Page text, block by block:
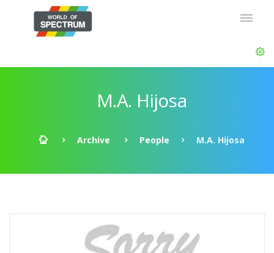
M.A. Hijosa
Archive People M.A. Hijosa